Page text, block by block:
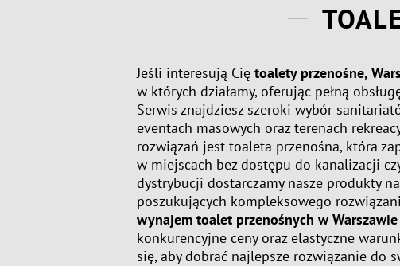
Jeśli interesują Cię toalety przenośne,
w których działamy, oferując pełną
Serwis znajdziesz szeroki wybór
eventach masowych oraz terenach
rozwiązań jest toaleta przenośna, która
w miejscach bez dostępu do kanalizacji
dystrybucji dostarczamy nasze produkty
poszukujących kompleksowego
wynajem toalet przenośnych w Warszawie
konkurencyjne ceny oraz elastyczne
się, aby dobrać najlepsze rozwiązanie do